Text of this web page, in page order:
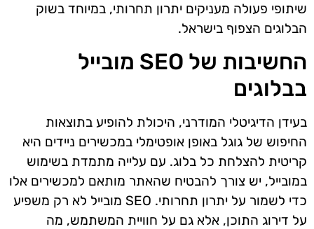
שיתופי פעולה מעניקים יתרון תחרותי, במיוחד בשוק
הבלוגים הצפוף בישראל.
החשיבות של SEO מובייל
בבלוגים
בעידן הדיגיטלי המודרני, היכולת להופיע בתוצאות
החיפוש של גוגל באופן אופטימלי במכשירים ניידים היא
קריטית להצלחת כל בלוג. עם עלייה מתמדת בשימוש
במובייל, יש צורך להבטיח שהאתר מותאם למכשירים אלו
כדי לשמור על יתרון תחרותי. SEO מובייל לא רק משפיע
על דירוג התוכן, אלא גם על חוויית המשתמש, מה